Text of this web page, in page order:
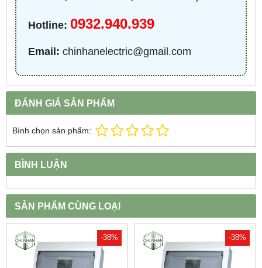
Hotline: 0932.940.939
Email: chinhanelectric@gmail.com
ĐÁNH GIÁ SẢN PHẨM
Bình chọn sản phẩm:
BÌNH LUẬN
SẢN PHẨM CÙNG LOẠI
-38% -38%